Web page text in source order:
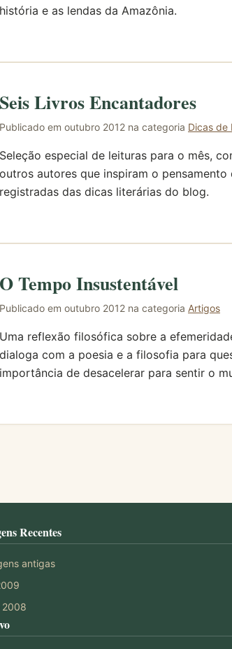
história e as lendas da Amazônia.
Seis Livros Encantadores
Publicado em outubro 2012 na categoria Dicas de
Seleção especial de leituras para o mês,
outros autores que inspiram o
registradas das dicas literárias do blog.
O Tempo Insustentável
Publicado em outubro 2012 na categoria Artigos
Uma reflexão filosófica sobre a
dialoga com a poesia e a filosofia para
importância de desacelerar para sentir o
Recentes
antigas
2008